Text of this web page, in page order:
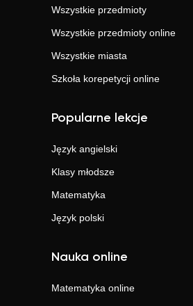
Wszystkie przedmioty
Wszystkie przedmioty online
Wszystkie miasta
Szkoła korepetycji online
Popularne lekcje
Język angielski
Klasy młodsze
Matematyka
Język polski
Nauka online
Matematyka online